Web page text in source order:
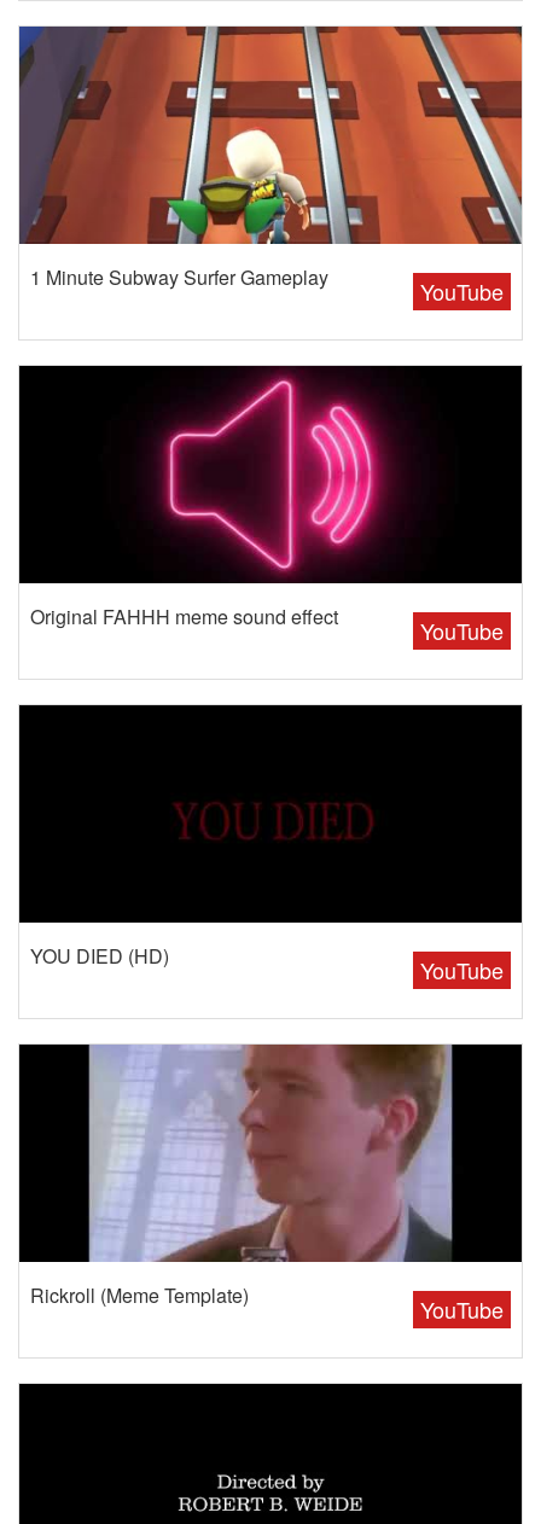
YouTube
1 Minute Subway Surfer Gameplay
YouTube
Original FAHHH meme sound effect
YouTube
YOU DIED (HD)
YouTube
Rickroll (Meme Template)